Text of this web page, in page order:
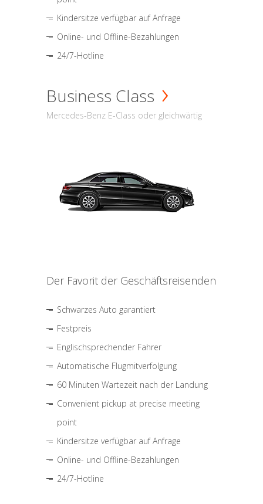
Kindersitze verfügbar auf Anfrage
Online- und Offline-Bezahlungen
24/7-Hotline
Business Class
Mercedes-Benz E-Class oder gleichwärtig
Der Favorit der Geschäftsreisenden
Schwarzes Auto garantiert
Festpreis
Englischsprechender Fahrer
Automatische Flugmitverfolgung
60 Minuten Wartezeit nach der Landung
Convenient pickup at precise meeting
point
Kindersitze verfügbar auf Anfrage
Online- und Offline-Bezahlungen
24/7-Hotline